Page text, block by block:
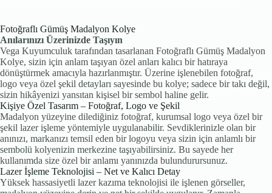
Fotoğraflı Gümüş Madalyon Kolye
Anılarınızı Üzerinizde Taşıyın
Vega Kuyumculuk tarafından tasarlanan Fotoğraflı Gümüş Madalyon
Kolye, sizin için anlam taşıyan özel anları kalıcı bir hatıraya
dönüştürmek amacıyla hazırlanmıştır. Üzerine işlenebilen fotoğraf,
logo veya özel şekil detayları sayesinde bu kolye; sadece bir takı değil,
sizin hikâyenizi yansıtan kişisel bir sembol haline gelir.
Kişiye Özel Tasarım – Fotoğraf, Logo ve Şekil
Madalyon yüzeyine dilediğiniz fotoğraf, kurumsal logo veya özel bir
şekil lazer işleme yöntemiyle uygulanabilir. Sevdiklerinizle olan bir
anınızı, markanızı temsil eden bir logoyu veya sizin için anlamlı bir
sembolü kolyenizin merkezine taşıyabilirsiniz. Bu sayede her
kullanımda size özel bir anlamı yanınızda bulundurursunuz.
Lazer İşleme Teknolojisi – Net ve Kalıcı Detay
Yüksek hassasiyetli lazer kazıma teknolojisi ile işlenen görseller,